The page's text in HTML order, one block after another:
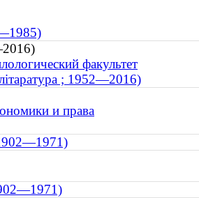
факультет
літаратура ; 1952—2016)
и права